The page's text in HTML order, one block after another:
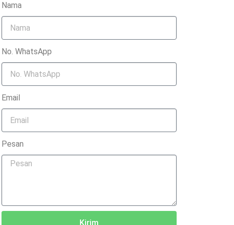
Nama
No. WhatsApp
Email
Pesan
Kirim